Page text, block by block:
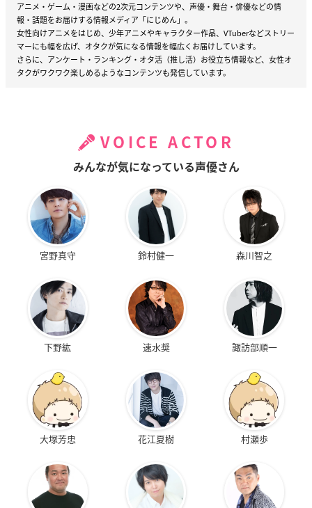
アニメ・ゲーム・漫画などの2次元コンテンツや、声優・舞台・俳優などの情
報・話題をお届けする情報メディア「にじめん」。
女性向けアニメをはじめ、少年アニメやキャラクター作品、VTuberなどストリー
マーにも幅を広げ、オタクが気になる情報を幅広くお届けしています。
さらに、アンケート・ランキング・オタ活（推し活）お役立ち情報など、女性オ
タクがワクワク楽しめるようなコンテンツも発信しています。
VOICE ACTOR
みんなが気になっている声優さん
宮野真守 鈴村健一 森川智之
下野紘 速水奨 諏訪部順一
大塚芳忠 花江夏樹 村瀬歩